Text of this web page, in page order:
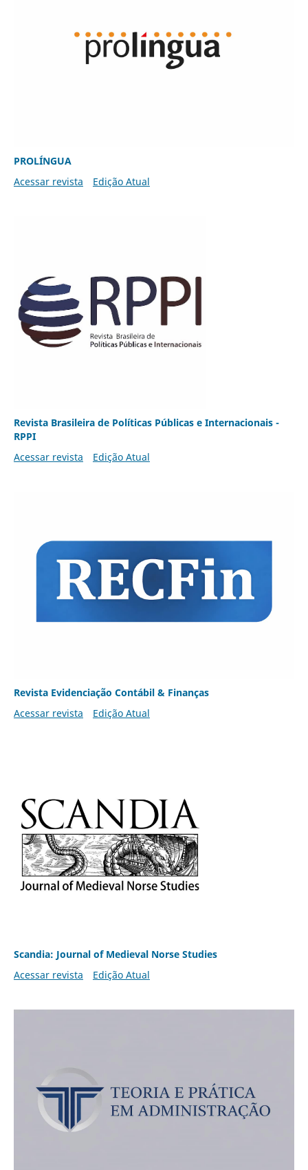
PROLÍNGUA
Acessar revista
Edição Atual
Revista Brasileira de Políticas Públicas e Internacionais -
RPPI
Acessar revista
Edição Atual
Revista Evidenciação Contábil & Finanças
Acessar revista
Edição Atual
Scandia: Journal of Medieval Norse Studies
Acessar revista
Edição Atual